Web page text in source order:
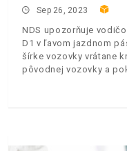
Sep 26, 2023
NDS upozorňuje
D1 v ľavom jazdnom
šírke vozovky vrátane
pôvodnej vozovky a